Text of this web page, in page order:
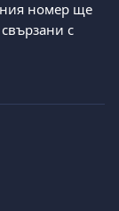
номер ще
с